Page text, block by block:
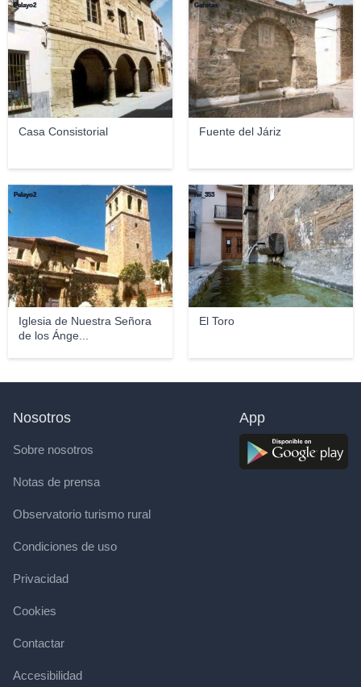
Casa Consistorial
Pelayo2
Fuente del Járiz
Gafotas
Iglesia de Nuestra Señora
de los Ánge...
Pelayo2
El Toro
rei_353
Nosotros
Sobre nosotros
Notas de prensa
Observatorio turismo rural
Condiciones de uso
Privacidad
Cookies
Contactar
Accesibilidad
App